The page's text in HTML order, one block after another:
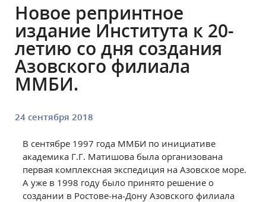
Новое репринтное
издание Института к 20-
летию со дня создания
Азовского филиала
ММБИ.
24 сентября 2018
В сентябре 1997 года ММБИ по инициативе
академика Г.Г. Матишова была организована
первая комплексная экспедиция на Азовское море.
А уже в 1998 году было принято решение о
создании в Ростове-на-Дону Азовского филиала